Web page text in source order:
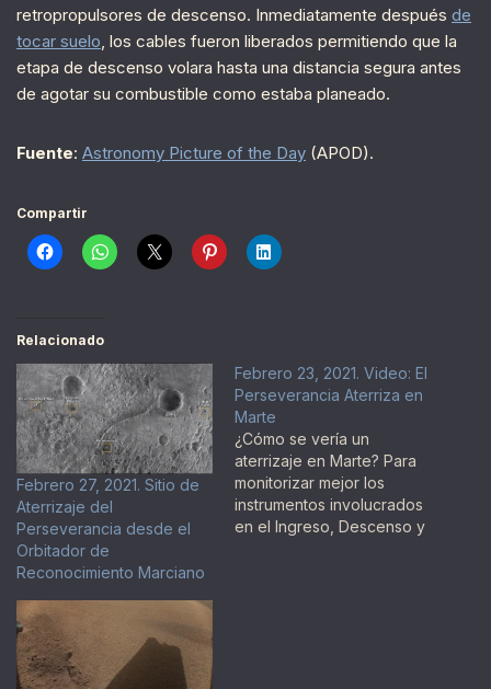
retropropulsores de descenso. Inmediatamente después de
tocar suelo, los cables fueron liberados permitiendo que la
etapa de descenso volara hasta una distancia segura antes
de agotar su combustible como estaba planeado.
Fuente: Astronomy Picture of the Day (APOD).
Compartir
Relacionado
Febrero 27, 2021. Sitio de
Aterrizaje del
Perseverancia desde el
Orbitador de
Reconocimiento Marciano
Febrero 23, 2021. Video: El
Perseverancia Aterriza en
Marte
¿Cómo se vería un
aterrizaje en Marte? Para
monitorizar mejor los
instrumentos involucrados
en el Ingreso, Descenso y